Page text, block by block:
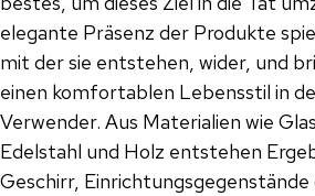
elegante Präsenz der Produkte
mit der sie entstehen, wider, und
einen komfortablen Lebensstil in
Verwender. Aus Materialien wie
Edelstahl und Holz entstehen
Geschirr,